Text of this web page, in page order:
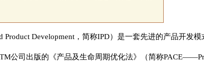
Product Development，简称IPD）是一套先进的产品开发模
公司出版的《产品及生命周期优化法》（简称